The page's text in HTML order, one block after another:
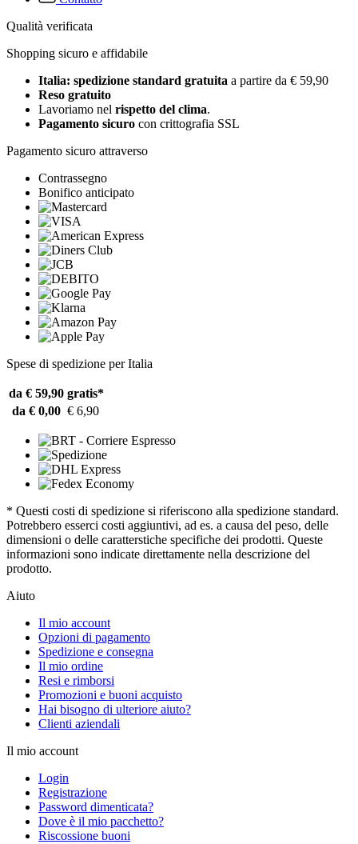
Qualità verificata
Shopping sicuro e affidabile
Italia: spedizione standard gratuita a partire da € 59,90
Reso gratuito
Lavoriamo nel rispetto del clima.
Pagamento sicuro con crittografia SSL
Pagamento sicuro attraverso
Contrassegno
Bonifico anticipato
Spese di spedizione per Italia
da € 59,90 gratis*
da € 0,00 € 6,90
* Questi costi di spedizione si riferiscono alla spedizione standard.
Potrebbero esserci costi aggiuntivi, ad es. a causa del peso, delle
dimensioni o delle caratterstiche specifiche dei prodotti. Queste
informazioni sono indicate direttamente nella descrizione del
prodotto.
Aiuto
Il mio account
Opzioni di pagamento
Spedizione e consegna
Il mio ordine
Resi e rimborsi
Promozioni e buoni acquisto
Hai bisogno di ulteriore aiuto?
Clienti aziendali
Il mio account
Login
Registrazione
Password dimenticata?
Dove è il mio pacchetto?
Riscossione buoni